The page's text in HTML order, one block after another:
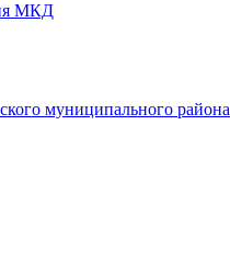
МКД
муниципального района